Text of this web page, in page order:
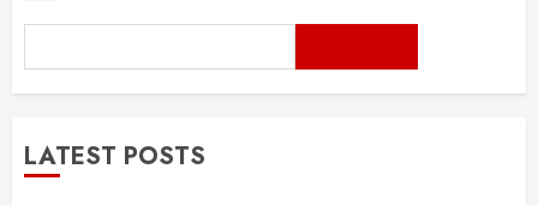
LATEST POSTS